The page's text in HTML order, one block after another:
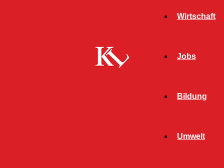
Wirtschaft
Jobs
Bildung
Umwelt